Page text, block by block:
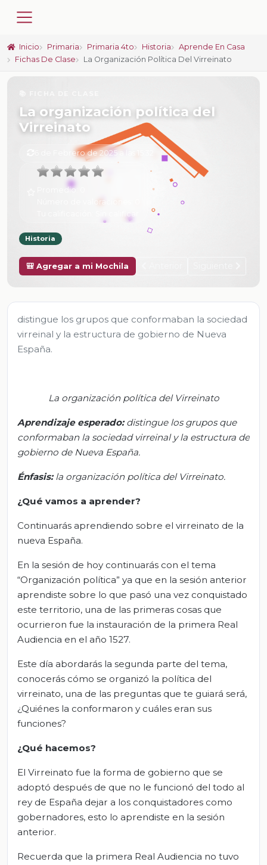
Inicio Primaria Primaria 4to Historia
Aprende En Casa
Fichas De Clase
La Organización Política Del Virreinato
La organización política del
Virreinato
6 de Febrero de 2025 a las 15:32
Promedio:
Número de valoraciones:
Sin calificar
Historia
🎒 Agregar a mi Mochila
distingue los grupos que conformaban la sociedad
virreinal y la estructura de gobierno de Nueva
España.
La organización política del Virreinato
Aprendizaje esperado: distingue los grupos que
conformaban la sociedad virreinal y la estructura de
gobierno de Nueva España.
Énfasis: la organización política del Virreinato.
¿Qué vamos a aprender?
Continuarás aprendiendo sobre el virreinato de la
nueva España.
En la sesión de hoy continuarás con el tema
“Organización política” ya que en la sesión anterior
aprendiste sobre lo que pasó una vez conquistado
este territorio, una de las primeras cosas que
ocurrieron fue la instauración de la primera Real
Audiencia en el año 1527.
Este día abordarás la segunda parte del tema,
conocerás cómo se organizó la política del
virreinato, una de las preguntas que te guiará será,
¿Quiénes la conformaron y cuáles eran sus
funciones?
¿Qué hacemos?
El Virreinato fue la forma de gobierno que se
adoptó después de que no le funcionó del todo al
rey de España dejar a los conquistadores como
gobernadores, esto lo aprendiste en la sesión
anterior.
Recuerda que la primera Real Audiencia no tuvo